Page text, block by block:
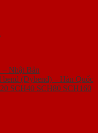
Nhật Bản
(Dybend) – Hàn Quốc
SCH40 SCH80 SCH160